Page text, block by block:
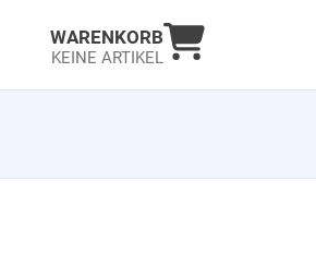
WARENKORB
KEINE ARTIKEL
Warenkorb